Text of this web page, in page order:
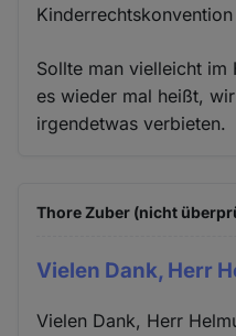
Sollte man vielleicht
es wieder mal heißt,
irgendetwas verbieten.
Thore Zuber (nicht
Vielen Dank, Herr
Vielen Dank, Herr